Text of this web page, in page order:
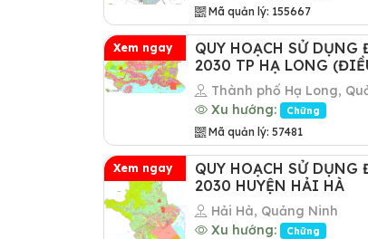
Mã quản lý: 155667
Xem ngay
QUY HOẠCH SỬ DỤNG
2030 TP HẠ LONG
Thành phố Hạ Long,
Xu hướng:
Chững
Mã quản lý: 57481
Xem ngay
QUY HOẠCH SỬ DỤNG
2030 HUYỆN HẢI HÀ
Hải Hà, Quảng Ninh
Xu hướng:
Chững